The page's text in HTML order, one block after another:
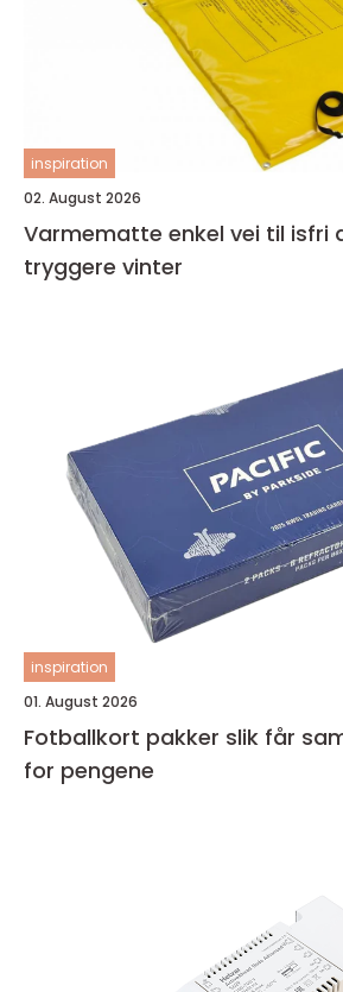
inspiration
02. August 2026
Varmematte enkel vei til isfri drift og
tryggere vinter
inspiration
01. August 2026
Fotballkort pakker slik får samlere mest verdi
for pengene